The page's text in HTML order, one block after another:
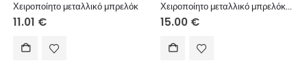
Χειροποίητο μεταλλικό μπρελόκ
11.01 €
Χειροποίητο μεταλλικό μπρελόκ με μεταλλικό στοιχείο.
15.00 €